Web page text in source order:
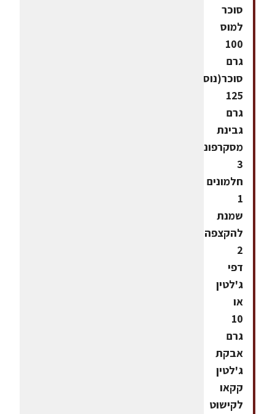
סוכר
למוס
100
גרם
סוכר(נוספים)
125
גרם
גבינת
מסקרפונה
3
חלמונים
1
שמנת
להקצפה
2
דפי
ג'לטין
או
10
גרם
אבקת
ג'לטין
קקאו
לקישוט